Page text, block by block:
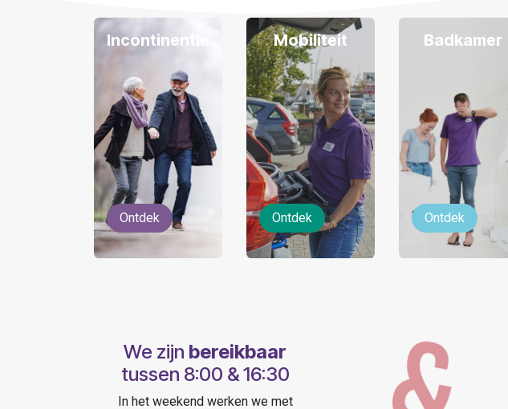
Incontinentie
Ontdek
Mobiliteit
Ontdek
Badkamer
Ontdek
We zijn bereikbaar
tussen 8:00 & 16:30
In het weekend werken we met